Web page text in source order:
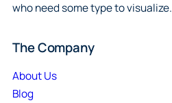
who need some type to visualize.
The Company
About Us
Blog